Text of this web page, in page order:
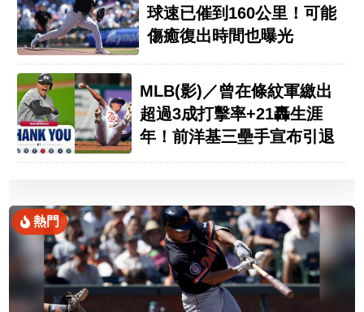
球速已催到160公里！可能
傷癒復出時間也曝光
MLB(影)／曾在條紋軍繳出
超過3成打擊率+21轟生涯
年！前洋基三壘手宣布引退
熱門